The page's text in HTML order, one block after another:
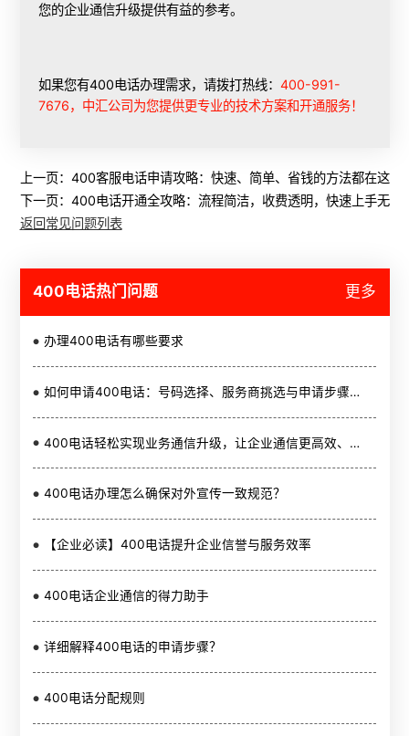
您的企业通信升级提供有益的参考。
如果您有400电话办理需求，请拨打热线：400-991-
7676，中汇公司为您提供更专业的技术方案和开通服务！
上一页： 400客服电话申请攻略：快速、简单、省钱的方法都在这里
下一页： 400电话开通全攻略：流程简洁，收费透明，快速上手无烦
返回常见问题列表
400电话热门问题 更多
办理400电话有哪些要求
如何申请400电话：号码选择、服务商挑选与申请步骤详解
400电话轻松实现业务通信升级，让企业通信更高效、更专业
400电话办理怎么确保对外宣传一致规范？
【企业必读】400电话提升企业信誉与服务效率
400电话企业通信的得力助手
详细解释400电话的申请步骤？
400电话分配规则